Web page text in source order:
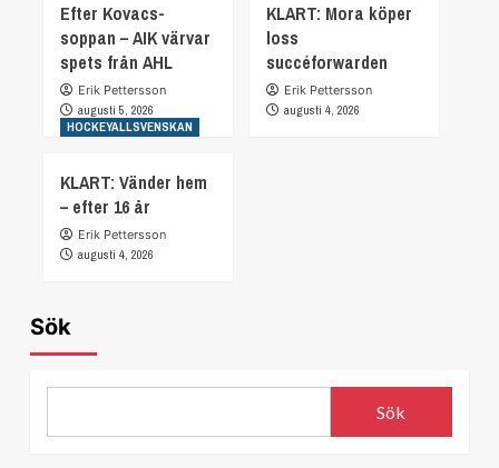
Efter Kovacs-
soppan – AIK värvar
spets från AHL
Erik Pettersson
augusti 5, 2026
KLART: Mora köper
loss
succéforwarden
Erik Pettersson
augusti 4, 2026
HOCKEYALLSVENSKAN
KLART: Vänder hem
– efter 16 år
Erik Pettersson
augusti 4, 2026
Sök
Sök